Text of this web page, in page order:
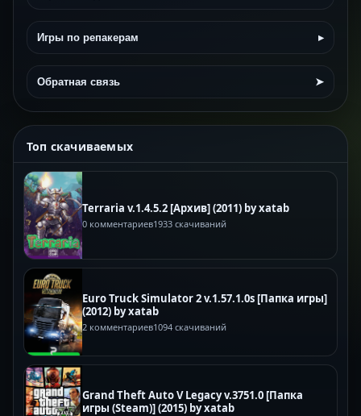
Игры по репакерам ▸
Обратная связь ➤
Топ скачиваемых
Terraria v.1.4.5.2 [Архив] (2011) by xatab
0 комментариев1933 скачиваний
Euro Truck Simulator 2 v.1.57.1.0s [Папка игры]
(2012) by xatab
2 комментариев1094 скачиваний
Grand Theft Auto V Legacy v.3751.0 [Папка
игры (Steam)] (2015) by xatab